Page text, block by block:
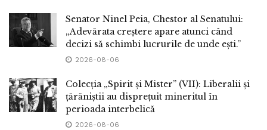
Senator Ninel Peia, Chestor al Senatului:
„Adevărata creștere apare atunci când
decizi să schimbi lucrurile de unde ești.”
2026-08-06
Colecția „Spirit și Mister” (VII): Liberalii și
țărăniștii au disprețuit mineritul în
perioada interbelică
2026-08-06